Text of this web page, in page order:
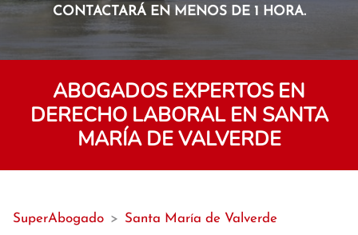
CONTACTARÁ EN MENOS DE 1 HORA.
ABOGADOS EXPERTOS EN
DERECHO LABORAL EN SANTA
MARÍA DE VALVERDE
SuperAbogado > Santa María de Valverde